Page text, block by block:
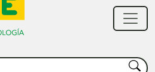
Buscar